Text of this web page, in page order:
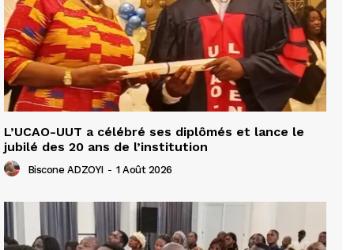
L’UCAO-UUT a célébré ses diplômés et lance le
jubilé des 20 ans de l’institution
Biscone ADZOYI - 1 Août 2026